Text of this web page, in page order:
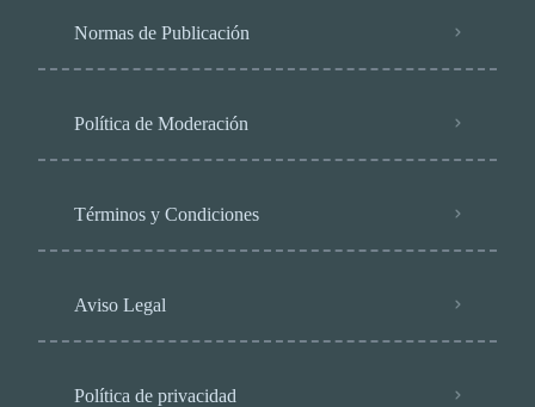
Normas de Publicación
Política de Moderación
Términos y Condiciones
Aviso Legal
Política de privacidad